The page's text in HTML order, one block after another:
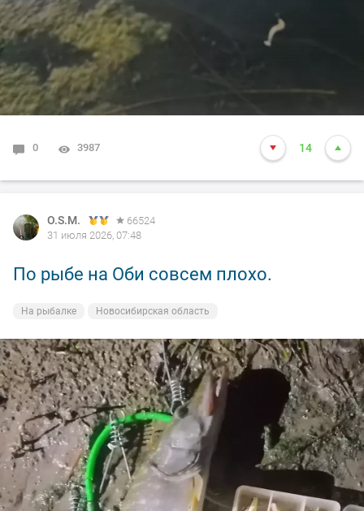
0 3987 14
O.S.M.
66524
31 июля 2026, 07:48
По рыбе на Оби совсем плохо.
На рыбалке Новосибирская область